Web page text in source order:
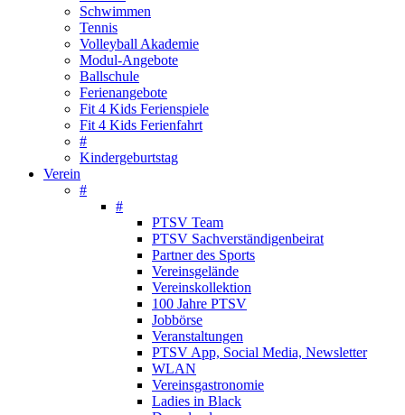
Schwimmen
Tennis
Volleyball Akademie
Modul-Angebote
Ballschule
Ferienangebote
Fit 4 Kids Ferienspiele
Fit 4 Kids Ferienfahrt
#
Kindergeburtstag
Verein
#
#
PTSV Team
PTSV Sachverständigenbeirat
Partner des Sports
Vereinsgelände
Vereinskollektion
100 Jahre PTSV
Jobbörse
Veranstaltungen
PTSV App, Social Media, Newsletter
WLAN
Vereinsgastronomie
Ladies in Black